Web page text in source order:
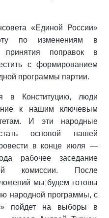
«Единой России»
по изменениям в
принятия поправок в
с формированием
программы партии.
в Конституцию, люди
к нашим ключевым
И эти народные
основой нашей
в конце июля —
рабочее заседание
комиссии. После
мы будем готовы
народной программы, с
пойдет на выборы в